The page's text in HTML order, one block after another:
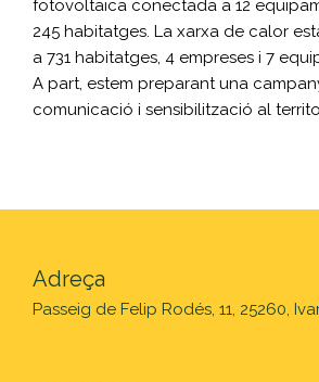
fotovoltaica conectada a 12
245 habitatges. La xarxa de calor
a 731 habitatges, 4 empreses i 7
A part, estem preparant una
comunicació i sensibilització al
Adreça
Passeig de Felip Rodés, 11, 25260,